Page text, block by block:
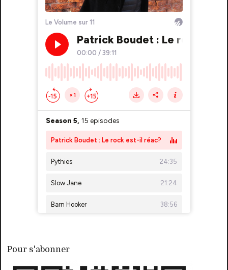
Pour s'abonner